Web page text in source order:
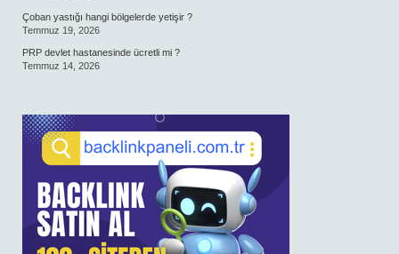
Çoban yastığı hangi bölgelerde yetişir ?
Temmuz 19, 2026
PRP devlet hastanesinde ücretli mi ?
Temmuz 14, 2026